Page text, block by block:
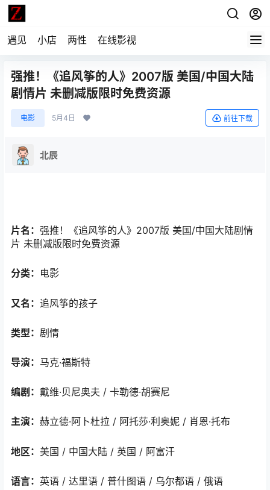
遇见 小店 两性 在线影视
强推！《追风筝的人》2007版 美国/中国大陆
剧情片 未删减版限时免费资源
电影 5月4日 前往下载
北辰
片名： 强推！《追风筝的人》2007版 美国/中国大陆剧情
片 未删减版限时免费资源
分类： 电影
又名： 追风筝的孩子
类型： 剧情
导演： 马克·福斯特
编剧： 戴维·贝尼奥夫 / 卡勒德·胡赛尼
主演： 赫立德·阿卜杜拉 / 阿托莎·利奥妮 / 肖恩·托布
地区： 美国 / 中国大陆 / 英国 / 阿富汗
语言： 英语 / 达里语 / 普什图语 / 乌尔都语 / 俄语